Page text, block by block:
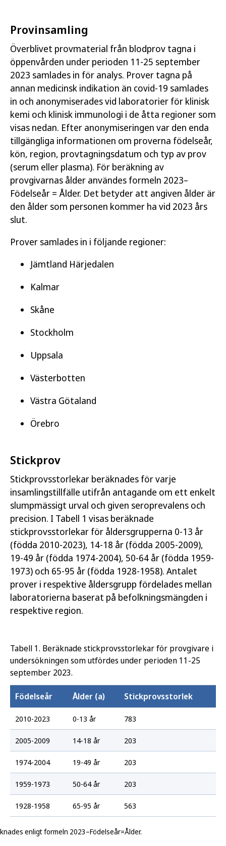
Provinsamling
Överblivet provmaterial från blodprov tagna i
öppenvården under perioden 11-25 september
2023 samlades in för analys. Prover tagna på
annan medicinsk indikation än covid-19 samlades
in och anonymiserades vid laboratorier för klinisk
kemi och klinisk immunologi i de åtta regioner som
visas nedan. Efter anonymiseringen var den enda
tillgängliga informationen om proverna födelseår,
kön, region, provtagningsdatum och typ av prov
(serum eller plasma). För beräkning av
provgivarnas ålder användes formeln 2023–
Födelseår = Ålder. Det betyder att angiven ålder är
den ålder som personen kommer ha vid 2023 års
slut.
Prover samlades in i följande regioner:
Jämtland Härjedalen
Kalmar
Skåne
Stockholm
Uppsala
Västerbotten
Västra Götaland
Örebro
Stickprov
Stickprovsstorlekar beräknades för varje
insamlingstillfälle utifrån antagande om ett enkelt
slumpmässigt urval och given seroprevalens och
precision. I Tabell 1 visas beräknade
stickprovsstorlekar för åldersgrupperna 0-13 år
(födda 2010-2023), 14-18 år (födda 2005-2009),
19-49 år (födda 1974-2004), 50-64 år (födda 1959-
1973) och 65-95 år (födda 1928-1958). Antalet
prover i respektive åldersgrupp fördelades mellan
laboratorierna baserat på befolkningsmängden i
respektive region.
Tabell 1. Beräknade stickprovsstorlekar för provgivare i
undersökningen som utfördes under perioden 11-25
september 2023.
Födelseår Ålder (a) Stickprovsstorlek
2010-2023 0-13 år 783
2005-2009 14-18 år 203
1974-2004 19-49 år 203
1959-1973 50-64 år 203
1928-1958 65-95 år 563
enligt formeln 2023–Födelseår=Ålder.